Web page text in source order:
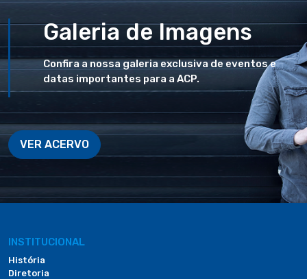
Galeria de Imagens
Confira a nossa galeria exclusiva de eventos e
datas importantes para a ACP.
VER ACERVO
INSTITUCIONAL
História
Diretoria